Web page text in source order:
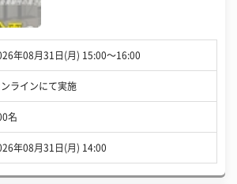
年08月31日(月) 15:00〜16:00
ンラインにて実施
名
年08月31日(月) 14:00